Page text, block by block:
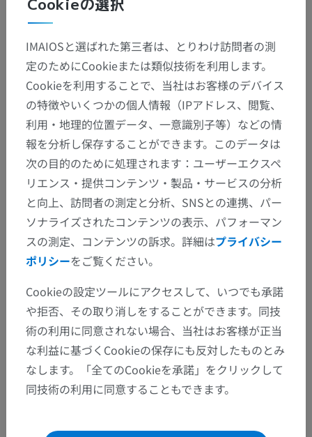
解剖学的階層
IMAIOSと選ばれた第三者は、とりわけ訪問者の測
定のためにCookieまたは類似技術を利用します。
Cookieを利用することで、当社はお客様のデバイス
の特徴やいくつかの個人情報（IPアドレス、閲覧、
利用・地理的位置データ、一意識別子等）などの情
報を分析し保存することができます。このデータは
次の目的のために処理されます：ユーザーエクスペ
リエンス・提供コンテンツ・製品・サービスの分析
と向上、訪問者の測定と分析、SNSとの連携、パー
ソナライズされたコンテンツの表示、パフォーマン
スの測定、コンテンツの訴求。詳細はプライバシー
ポリシーをご覧ください。
Cookieの設定ツールにアクセスして、いつでも承諾
や拒否、その取り消しをすることができます。同技
術の利用に同意されない場合、当社はお客様が正当
な利益に基づくCookieの保存にも反対したものとみ
なします。「全てのCookieを承諾」をクリックして
同技術の利用に同意することもできます。